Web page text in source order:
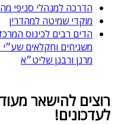
הדרכה למנהלי סניפי
מוקדי שמיטה למהדרין
הדים רבים לכינוס
משגיחים וחקלאים שע״י
מרנן ורבנן שליט״א
רוצים להישאר
לעדכונים!